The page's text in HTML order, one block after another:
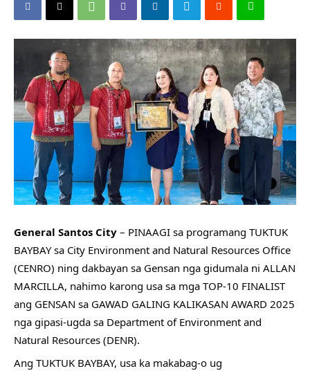
General Santos City – PINAAGI sa programang TUKTUK
BAYBAY sa City Environment and Natural Resources Office
(CENRO) ning dakbayan sa Gensan nga gidumala ni ALLAN
MARCILLA, nahimo karong usa sa mga TOP-10 FINALIST
ang GENSAN sa GAWAD GALING KALIKASAN AWARD 2025
nga gipasi-ugda sa Department of Environment and
Natural Resources (DENR).
Ang TUKTUK BAYBAY, usa ka makabag-o ug